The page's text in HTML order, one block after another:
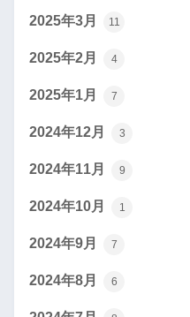
2025年3月 11
2025年2月 4
2025年1月 7
2024年12月 3
2024年11月 9
2024年10月 1
2024年9月 7
2024年8月 6